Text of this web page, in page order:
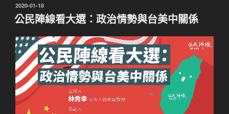
發
佈
於
2020-01-18
公民陣線看大選：政治情勢與台美中關係